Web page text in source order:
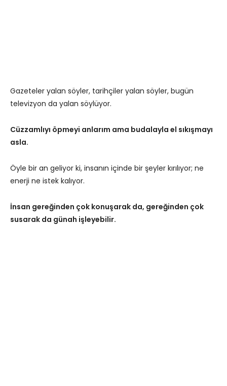
Gazeteler yalan söyler, tarihçiler yalan söyler, bugün
televizyon da yalan söylüyor.
Cüzzamlıyı öpmeyi anlarım ama budalayla el sıkışmayı
asla.
Öyle bir an geliyor ki, insanın içinde bir şeyler kırılıyor; ne
enerji ne istek kalıyor.
İnsan gereğinden çok konuşarak da, gereğinden çok
susarak da günah işleyebilir.